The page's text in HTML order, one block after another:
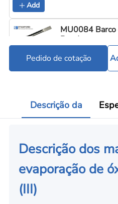
Add
MU0084
Boat)
Pedido de cotação
Descrição da
Descrição dos
evaporação de
(III)